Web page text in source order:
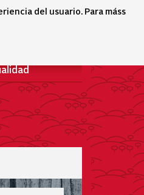
del usuario. Para máss